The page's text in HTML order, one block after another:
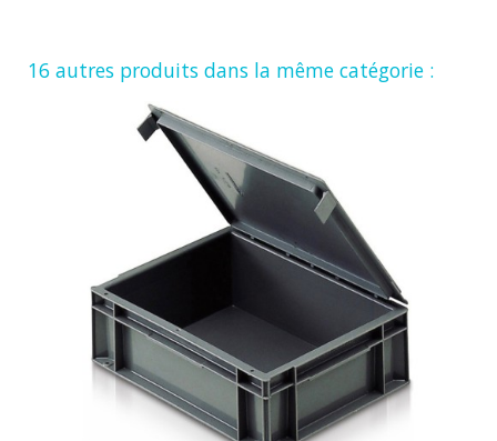
16 autres produits dans la même catégorie :